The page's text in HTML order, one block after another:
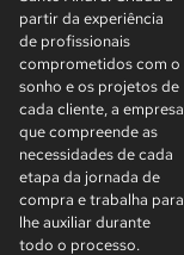
partir da experiência
de profissionais
comprometidos com o
sonho e os projetos de
cada cliente, a empresa
que compreende as
necessidades de cada
etapa da jornada de
compra e trabalha para
lhe auxiliar durante
todo o processo.